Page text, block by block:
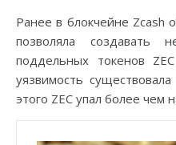
Ранее в блокчейне Zcash
позволяла создавать
поддельных токенов
уязвимость
этого ZEC упал более чем